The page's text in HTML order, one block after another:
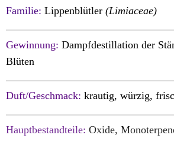
Familie: Lippenblütler (Limiaceae)
Gewinnung: Dampfdestillation der
Blüten
Duft/Geschmack: krautig, würzig,
Hauptbestandteile: Oxide,